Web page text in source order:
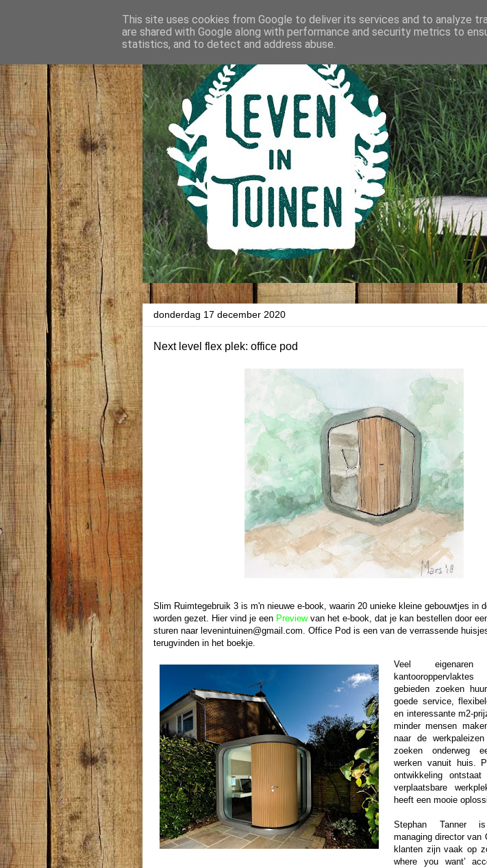
donderdag 17 december 2020
Next level flex plek: office pod
Slim Ruimtegebruik 3 is m'n nieuwe e-book, waarin 20 unieke kleine gebouwtjes in
worden gezet. Hier vind je een Preview van het e-book, dat je kan bestellen door
sturen naar levenintuinen@gmail.com. Office Pod is een van de verrassende
terugvinden in het boekje.
Veel
gebieden zoeken
goede service,
en interessante m2-
minder mensen
naar de
zoeken onderweg
werken vanuit huis.
ontwikkeling
verplaatsbare
heeft een mooie
Stephan Tanner
managing director van
klanten zijn vaak op
where you want’
This site uses cookies from Google to deliver its services and to analyze
are shared with Google along with performance and security metrics to
statistics, and to detect and address abuse.